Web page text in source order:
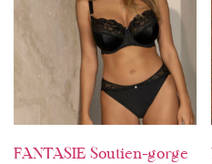
FANTASIE Soutien-gorge